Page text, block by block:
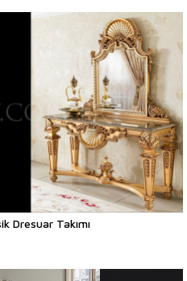
Dresuar Takımı